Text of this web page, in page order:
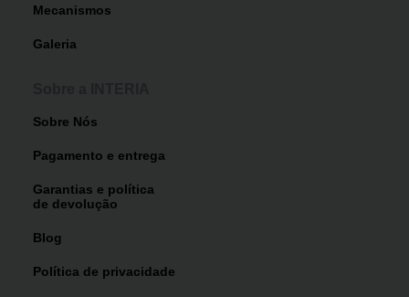
Mecanismos
Galeria
Sobre Nós
Pagamento e entrega
Garantias e política
de devolução
Blog
Política de privacidade